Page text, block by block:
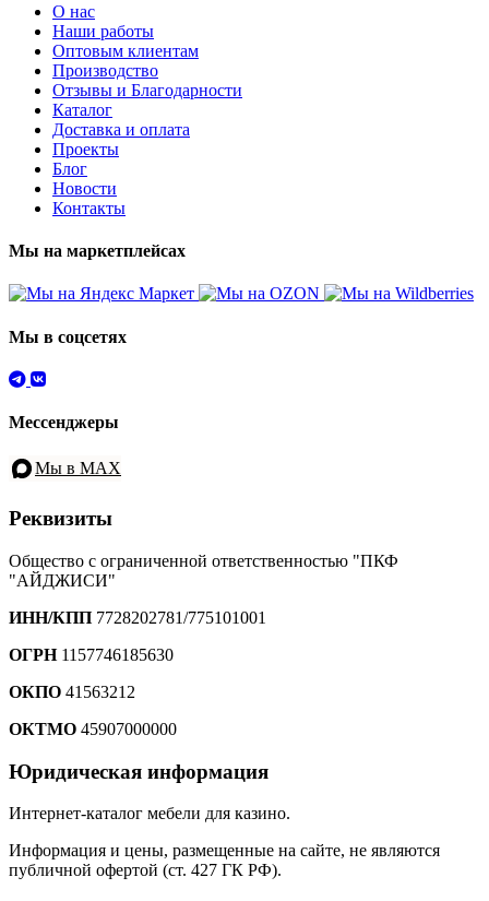
О нас
Наши работы
Оптовым клиентам
Производство
Отзывы и Благодарности
Каталог
Доставка и оплата
Проекты
Блог
Новости
Контакты
Мы на маркетплейсах
Мы в соцсетях
Мессенджеры
Мы в MAX
Реквизиты
Общество с ограниченной ответственностью "ПКФ
"АЙДЖИСИ"
ИНН/КПП 7728202781/775101001
ОГРН1157746185630
ОКПО 41563212
ОКТМО 45907000000
Юридическая информация
Интернет-каталог мебели для казино.
Информация и цены, размещенные на сайте, не являются
публичной офертой (ст. 427 ГК РФ).